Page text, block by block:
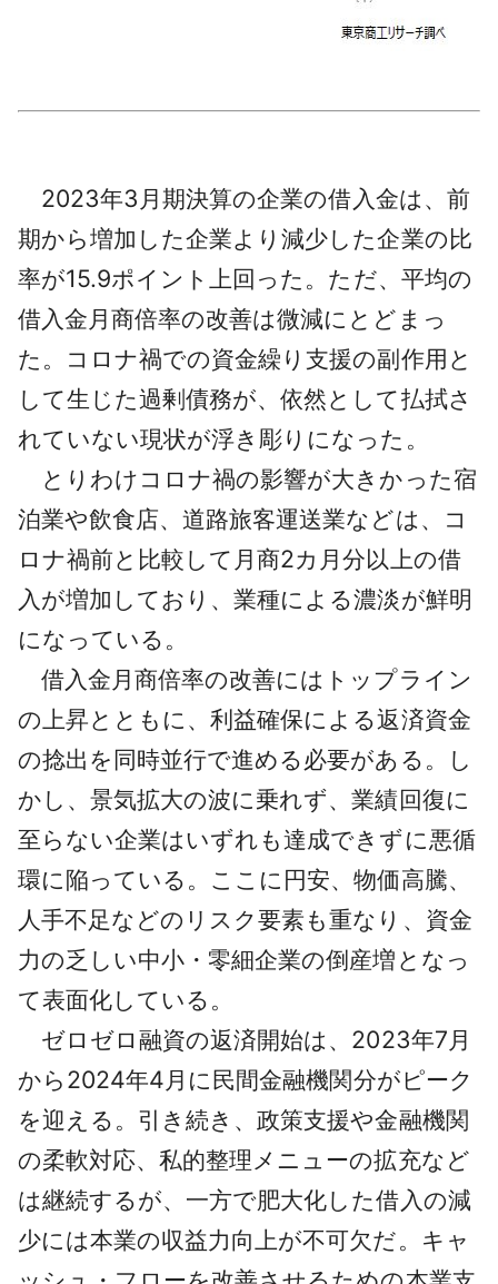
2023年3月期決算の企業の借入金は、前
期から増加した企業より減少した企業の比
率が15.9ポイント上回った。ただ、平均の
借入金月商倍率の改善は微減にとどまっ
た。コロナ禍での資金繰り支援の副作用と
して生じた過剰債務が、依然として払拭さ
れていない現状が浮き彫りになった。
とりわけコロナ禍の影響が大きかった宿
泊業や飲食店、道路旅客運送業などは、コ
ロナ禍前と比較して月商2カ月分以上の借
入が増加しており、業種による濃淡が鮮明
になっている。
借入金月商倍率の改善にはトップライン
の上昇とともに、利益確保による返済資金
の捻出を同時並行で進める必要がある。し
かし、景気拡大の波に乗れず、業績回復に
至らない企業はいずれも達成できずに悪循
環に陥っている。ここに円安、物価高騰、
人手不足などのリスク要素も重なり、資金
力の乏しい中小・零細企業の倒産増となっ
て表面化している。
ゼロゼロ融資の返済開始は、2023年7月
から2024年4月に民間金融機関分がピーク
を迎える。引き続き、政策支援や金融機関
の柔軟対応、私的整理メニューの拡充など
は継続するが、一方で肥大化した借入の減
少には本業の収益力向上が不可欠だ。キャ